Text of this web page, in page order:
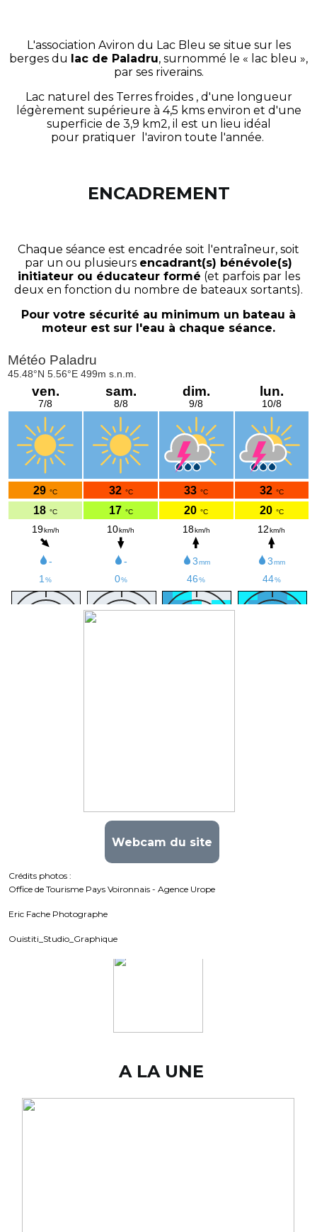
L'association Aviron du Lac Bleu se situe sur les
berges du lac de Paladru, surnommé le « lac bleu »,
par ses riverains.
Lac naturel des Terres froides , d'une longueur
légèrement supérieure à 4,5 kms environ et d'une
superficie de 3,9 km2, il est un lieu idéal
pour pratiquer l'aviron toute l'année.
ENCADREMENT
Chaque séance est encadrée soit l'entraîneur, soit
par un ou plusieurs encadrant(s) bénévole(s)
initiateur ou éducateur formé (et parfois par les
deux en fonction du nombre de bateaux sortants).
Pour votre sécurité au minimum un bateau à
moteur est sur l'eau à chaque séance.
Webcam du site
Crédits photos :
Office de Tourisme Pays Voironnais - Agence Urope
Eric Fache Photographe
Ouistiti_Studio_Graphique
A LA UNE